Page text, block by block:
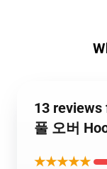
13 reviews
풀 오버
★★★★★